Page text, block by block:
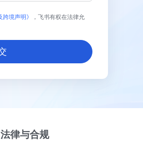
跨境声明》
，飞书有权在法律允
法律与合规